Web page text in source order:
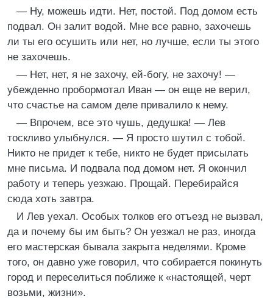
— Ну, можешь идти. Нет, постой. Под домом есть
подвал. Он залит водой. Мне все равно, захочешь
ли ты его осушить или нет, но лучше, если ты этого
не захочешь.
— Нет, нет, я не захочу, ей-богу, не захочу! —
убежденно пробормотал Иван — он еще не верил,
что счастье на самом деле привалило к нему.
— Впрочем, все это чушь, дедушка! — Лев
тоскливо улыбнулся. — Я просто шутил с тобой.
Никто не придет к тебе, никто не будет присылать
мне письма. И подвала под домом нет. Я окончил
работу и теперь уезжаю. Прощай. Перебирайся
сюда хоть завтра.
И Лев уехал. Особых толков его отъезд не вызвал,
да и почему бы им быть? Он уезжал не раз, иногда
его мастерская бывала закрыта неделями. Кроме
того, он давно уже говорил, что собирается покинуть
город и переселиться поближе к «настоящей, черт
возьми, жизни».